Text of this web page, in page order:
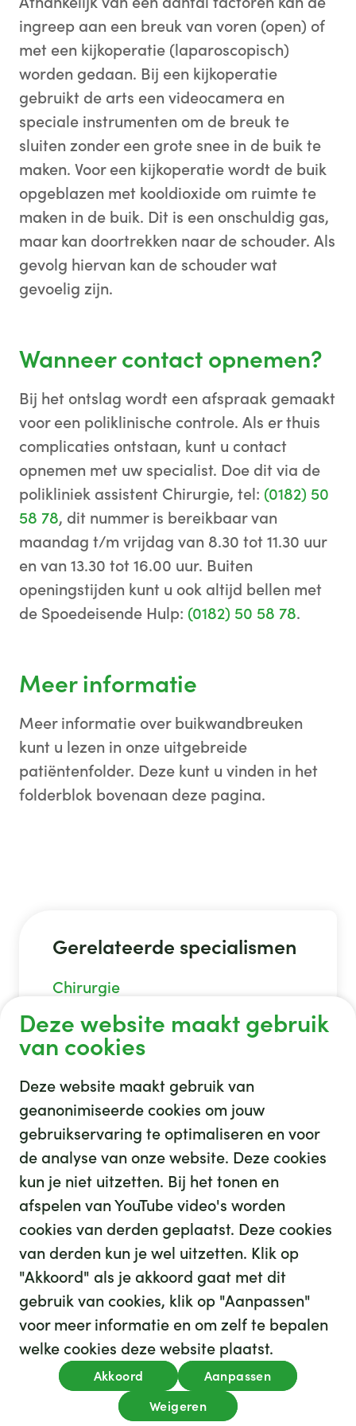
zwakke plek in de buikwand. Omdat de
navel de dunste laag is van de buikwand,
kan daar makkelijk een breuk ontstaan. Een
navelbreuk hoeft geen klachten te geven.
Als er beklemming optreedt, zal pijn op de
voorgrond staan. Een operatie wordt
aanbevolen bij herhaaldelijke pijnklachten
of steeds terugkerende beklemming.. Bij
een kleine breuk kan meestal de breukpoort
gesloten worden. Bij grotere breuken maakt
men vaak gebruik van kunststofmateriaal
(mat) om de buikwand te verstevigen.
gesloten.
ontstaan klachten, deze zijn afhankelijk van
de grootte van de breuk. Bij een grote breuk
en sterk uitpuilen ervan kunnen rugklachten
optreden. In veel gevallen biedt een korset
uitkomst. Soms is operatief herstel mogelijk,
maar men moet zich ervan bewust zijn dat
een operatie voor een littekenbreuk een
grote ingreep is en dat er een reële kans is
dat de breuk weer terug komt.
ingreep aan een breuk van voren (open) of
met een kijkoperatie (laparoscopisch)
worden gedaan. Bij een kijkoperatie
gebruikt de arts een videocamera en
speciale instrumenten om de breuk te
sluiten zonder een grote snee in de buik te
maken. Voor een kijkoperatie wordt de buik
opgeblazen met kooldioxide om ruimte te
maken in de buik. Dit is een onschuldig gas,
maar kan doortrekken naar de schouder. Als
gevolg hiervan kan de schouder wat
gevoelig zijn.
Wanneer contact opnemen?
Bij het ontslag wordt een afspraak gemaakt
voor een poliklinische controle. Als er thuis
complicaties ontstaan, kunt u contact
opnemen met uw specialist. Doe dit via de
polikliniek assistent Chirurgie, tel: (0182) 50
58 78, dit nummer is bereikbaar van
maandag t/m vrijdag van 8.30 tot 11.30 uur
en van 13.30 tot 16.00 uur. Buiten
openingstijden kunt u ook altijd bellen met
de Spoedeisende Hulp: (0182) 50 58 78.
Meer informatie
Meer informatie over buikwandbreuken
kunt u lezen in onze uitgebreide
patiëntenfolder. Deze kunt u vinden in het
folderblok bovenaan deze pagina.
Gerelateerde specialismen
Chirurgie
Deze website maakt gebruik
van cookies
Deze website maakt gebruik van
geanonimiseerde cookies om jouw
gebruikservaring te optimaliseren en voor
de analyse van onze website. Deze cookies
kun je niet uitzetten. Bij het tonen en
afspelen van YouTube video's worden
cookies van derden geplaatst. Deze cookies
van derden kun je wel uitzetten. Klik op
"Akkoord" als je akkoord gaat met dit
gebruik van cookies, klik op "Aanpassen"
voor meer informatie en om zelf te bepalen
welke cookies deze website plaatst.
Akkoord
Aanpassen
Weigeren
GHZ
We hebben 35 leuke banen voor je
Kijk op werkenbijghz.nl
Privacy
Algemene voorwaarden
Cookies
Disclaimer